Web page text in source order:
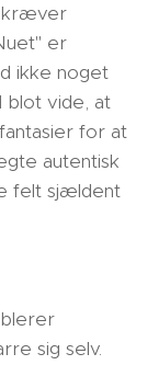
kræver
er
ikke noget
blot vide, at
for at
autentisk
felt sjældent
sig selv.